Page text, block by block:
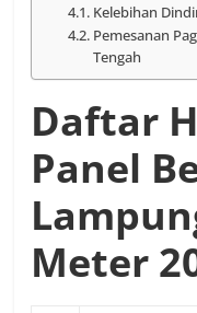
Kelebihan
Pemesanan
Tengah
Daftar
Panel
Meter